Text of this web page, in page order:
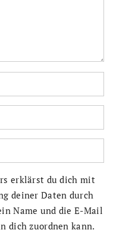
erklärst du dich mit
deiner Daten durch
Name und die E-Mail
dich zuordnen kann.